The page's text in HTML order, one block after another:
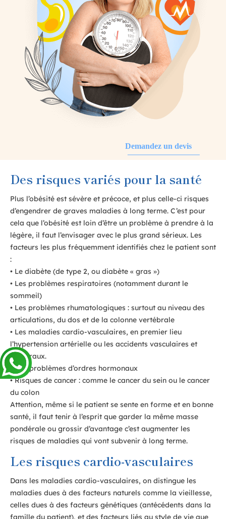
Demandez un devis
Des risques variés pour la santé
Plus l’obésité est sévère et précoce, et plus celle-ci risques
d’engendrer de graves maladies à long terme. C’est pour
cela que l’obésité est loin d’être un problème à prendre à la
légère, il faut l’envisager avec le plus grand sérieux. Les
facteurs les plus fréquemment identifiés chez le patient sont
:
• Le diabète (de type 2, ou diabète « gras »)
• Les problèmes respiratoires (notamment durant le
sommeil)
• Les problèmes rhumatologiques : surtout au niveau des
articulations, du dos et de la colonne vertébrale
• Les maladies cardio-vasculaires, en premier lieu
l’hypertension artérielle ou les accidents vasculaires et
cérébraux.
• Des problèmes d’ordres hormonaux
• Risques de cancer : comme le cancer du sein ou le cancer
du colon
Attention, même si le patient se sente en forme et en bonne
santé, il faut tenir à l’esprit que garder la même masse
pondérale ou grossir d’avantage c’est augmenter les
risques de maladies qui vont subvenir à long terme.
Les risques cardio-vasculaires
Dans les maladies cardio-vasculaires, on distingue les
maladies dues à des facteurs naturels comme la vieillesse,
celles dues à des facteurs génétiques (antécédents dans la
famille du patient), et des facteurs liés au style de vie que